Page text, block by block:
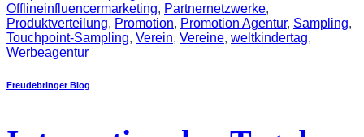
Offlineinfluencermarketing, Partnernetzwerke,
Produktverteilung, Promotion, Promotion Agentur, Sampling,
Touchpoint-Sampling, Verein, Vereine, weltkindertag,
Werbeagentur
Freudebringer Blog